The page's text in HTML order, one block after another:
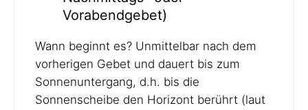
Vorabendgebet)
Wann beginnt es? Unmittelbar nach dem
vorherigen Gebet und dauert bis zum
Sonnenuntergang, d.h. bis die
Sonnenscheibe den Horizont berührt (laut